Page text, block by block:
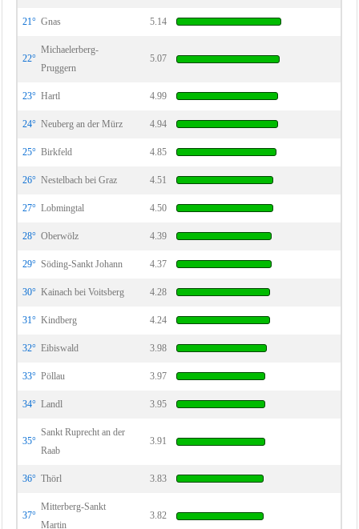
21° Gnas 5.14
22°
Michaelerberg-
Pruggern
5.07
23° Hartl 4.99
24° Neuberg an der Mürz 4.94
25° Birkfeld 4.85
26° Nestelbach bei Graz 4.51
27° Lobmingtal 4.50
28° Oberwölz 4.39
29° Söding-Sankt Johann 4.37
30° Kainach bei Voitsberg 4.28
31° Kindberg 4.24
32° Eibiswald 3.98
33° Pöllau 3.97
34° Landl 3.95
35°
Sankt Ruprecht an der
Raab
3.91
36° Thörl 3.83
37°
Mitterberg-Sankt
Martin
3.82